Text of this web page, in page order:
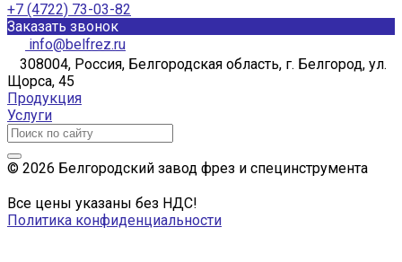
+7 (4722) 73-03-82
Заказать звонок
info@belfrez.ru
308004, Россия, Белгородская область, г. Белгород, ул.
Щорса, 45
Продукция
Услуги
© 2026 Белгородский завод фрез и специнструмента
Все цены указаны без НДС!
Политика конфиденциальности